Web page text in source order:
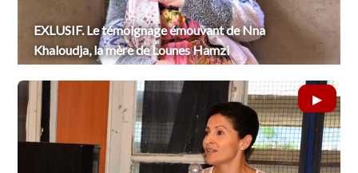
EXLUSIF. Le témoignage émouvant de Nna
Khaloudja, la mère de Lounes Hamzi